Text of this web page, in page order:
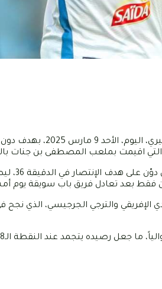
إنتصر وصيف ترتيب بطولة الرابطة
فقط بعد تعادل فريق باب سويقة يوم
والترجي الجرجيسي، الذي نجح في
يتجمد عند النقطة الـ28 في المركز التاسع.